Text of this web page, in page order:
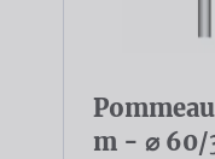
m - ⌀ 60/